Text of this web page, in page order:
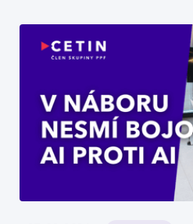
prázdné O2 areně nebo
spolehlivě slouží privátní 5G